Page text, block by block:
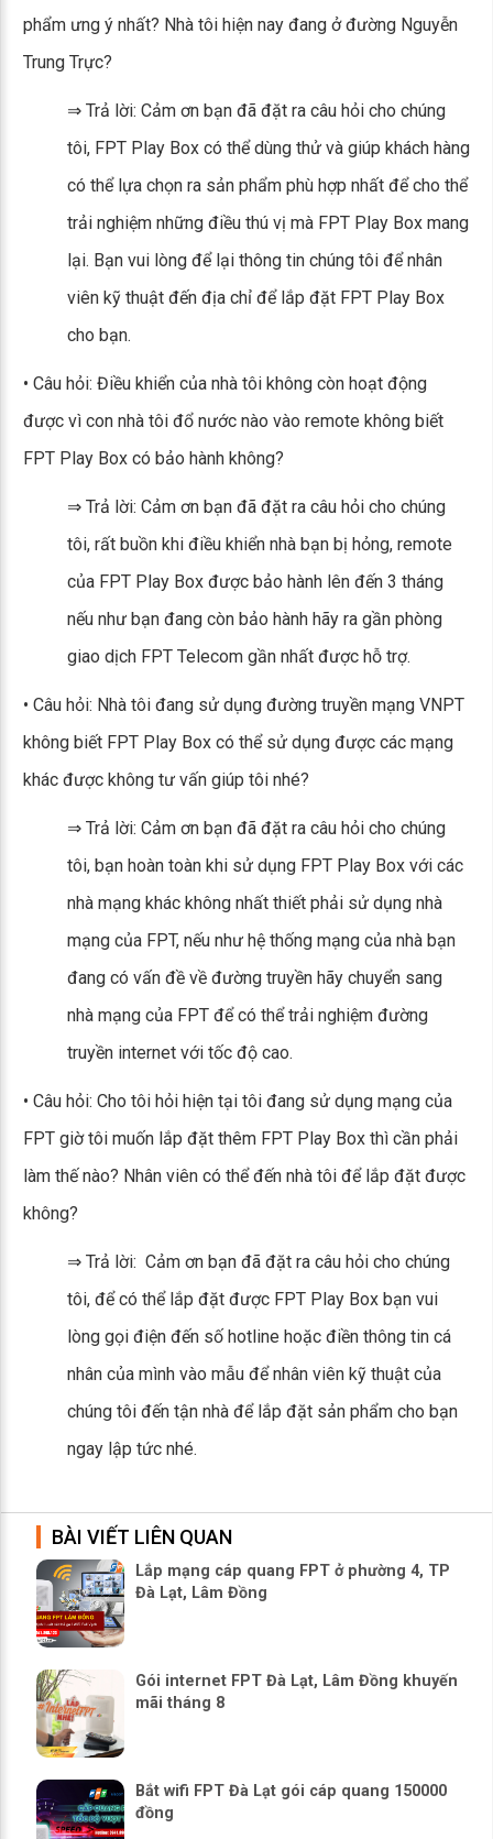
phẩm ưng ý nhất? Nhà tôi hiện nay đang ở đường Nguyễn
Trung Trực?
⇒ Trả lời: Cảm ơn bạn đã đặt ra câu hỏi cho chúng
tôi, FPT Play Box có thể dùng thử và giúp khách hàng
có thể lựa chọn ra sản phẩm phù hợp nhất để cho thể
trải nghiệm những điều thú vị mà FPT Play Box mang
lại. Bạn vui lòng để lại thông tin chúng tôi để nhân
viên kỹ thuật đến địa chỉ để lắp đặt FPT Play Box
cho bạn.
• Câu hỏi: Điều khiển của nhà tôi không còn hoạt động
được vì con nhà tôi đổ nước nào vào remote không biết
FPT Play Box có bảo hành không?
⇒ Trả lời: Cảm ơn bạn đã đặt ra câu hỏi cho chúng
tôi, rất buồn khi điều khiển nhà bạn bị hỏng, remote
của FPT Play Box được bảo hành lên đến 3 tháng
nếu như bạn đang còn bảo hành hãy ra gần phòng
giao dịch FPT Telecom gần nhất được hỗ trợ.
• Câu hỏi: Nhà tôi đang sử dụng đường truyền mạng VNPT
không biết FPT Play Box có thể sử dụng được các mạng
khác được không tư vấn giúp tôi nhé?
⇒ Trả lời: Cảm ơn bạn đã đặt ra câu hỏi cho chúng
tôi, bạn hoàn toàn khi sử dụng FPT Play Box với các
nhà mạng khác không nhất thiết phải sử dụng nhà
mạng của FPT, nếu như hệ thống mạng của nhà bạn
đang có vấn đề về đường truyền hãy chuyển sang
nhà mạng của FPT để có thể trải nghiệm đường
truyền internet với tốc độ cao.
• Câu hỏi: Cho tôi hỏi hiện tại tôi đang sử dụng mạng của
FPT giờ tôi muốn lắp đặt thêm FPT Play Box thì cần phải
làm thế nào? Nhân viên có thể đến nhà tôi để lắp đặt được
không?
⇒ Trả lời: Cảm ơn bạn đã đặt ra câu hỏi cho chúng
tôi, để có thể lắp đặt được FPT Play Box bạn vui
lòng gọi điện đến số hotline hoặc điền thông tin cá
nhân của mình vào mẫu để nhân viên kỹ thuật của
chúng tôi đến tận nhà để lắp đặt sản phẩm cho bạn
ngay lập tức nhé.
BÀI VIẾT LIÊN QUAN
Lắp mạng cáp quang FPT ở phường 4, TP
Đà Lạt, Lâm Đồng
Gói internet FPT Đà Lạt, Lâm Đồng khuyến
mãi tháng 8
Bắt wifi FPT Đà Lạt gói cáp quang 150000
đồng